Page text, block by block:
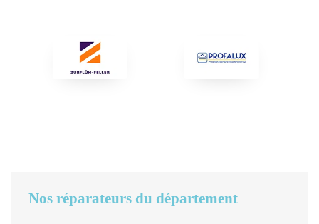
Nos réparateurs du département